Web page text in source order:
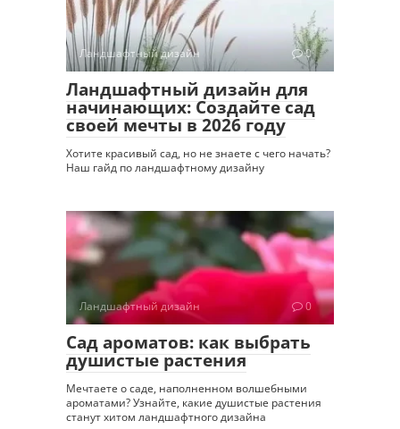
Ландшафтный дизайн 0
Ландшафтный дизайн для
начинающих: Создайте сад
своей мечты в 2026 году
Хотите красивый сад, но не знаете с чего начать?
Наш гайд по ландшафтному дизайну
Ландшафтный дизайн 0
Сад ароматов: как выбрать
душистые растения
Мечтаете о саде, наполненном волшебными
ароматами? Узнайте, какие душистые растения
станут хитом ландшафтного дизайна